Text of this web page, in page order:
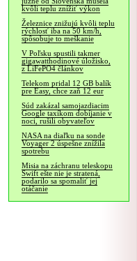
kvôli teplu znížiť výkon
Železnice znižujú kvôli teplu
rýchlosť iba na 50 km/h,
spôsobuje to meškanie
V Poľsku spustili takmer
gigawatthodinové úložisko,
z LiFePO4 článkov
Telekom pridal 12 GB balík
pre Easy, chce zaň 12 eur
Súd zakázal samojazdiacim
Google taxíkom dobíjanie v
noci, rušili obyvateľov
NASA na diaľku na sonde
Voyager 2 úspešne znížila
spotrebu
Misia na záchranu teleskopu
Swift ešte nie je stratená,
podarilo sa spomaliť jej
otáčanie